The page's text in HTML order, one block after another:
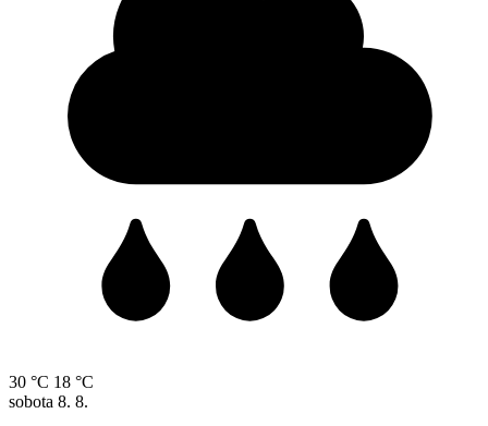
30 °C 18 °C
sobota 8. 8.